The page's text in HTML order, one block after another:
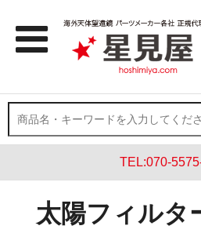
TEL:070-
太陽フィル